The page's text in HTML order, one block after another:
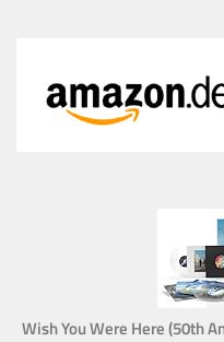
Wish You Were Here (50th